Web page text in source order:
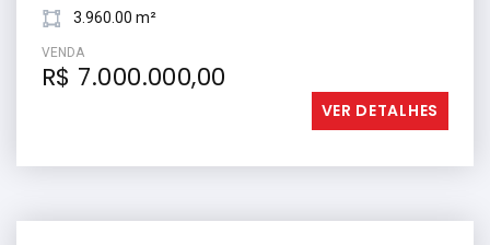
3.960.00 m²
VENDA
R$ 7.000.000,00
VER DETALHES